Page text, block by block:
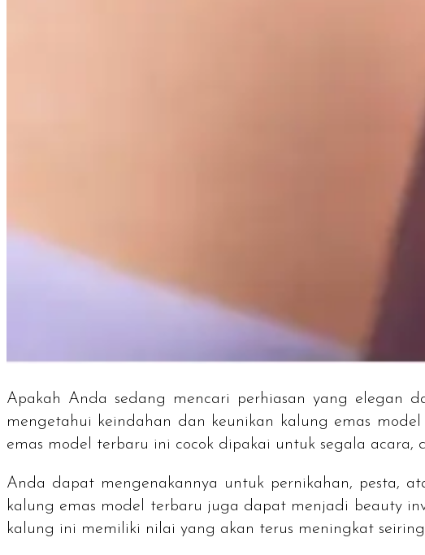
Apakah Anda sedang mencari perhiasan yang elegan
mengetahui keindahan dan keunikan kalung emas
emas model terbaru ini cocok dipakai untuk segala acara,
Anda dapat mengenakannya untuk pernikahan, pesta,
kalung emas model terbaru juga dapat menjadi beauty
kalung ini memiliki nilai yang akan terus meningkat